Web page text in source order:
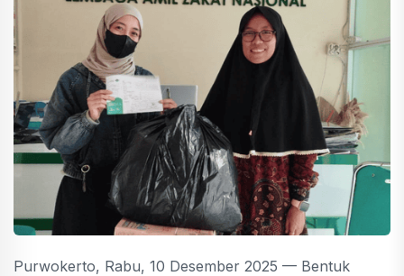
Purwokerto, Rabu, 10 Desember 2025 — Bentuk